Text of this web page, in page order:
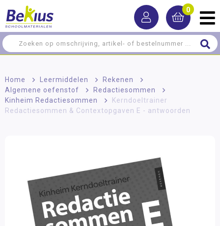
0
Home > Leermiddelen > Rekenen
>
Algemene oefenstof
> Redactiesommen
>
Kinheim Redactiesommen
>
Kerndoeltrainer
Redactiesommen & Contextopgaven E - antwoorden